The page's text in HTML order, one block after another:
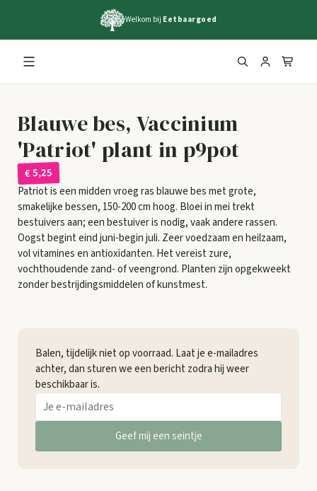
Welkom bij Eetbaargoed
Blauwe bes, Vaccinium
'Patriot' plant in p9pot
€ 5,25
Patriot is een midden vroeg ras blauwe bes met grote,
smakelijke bessen, 150-200 cm hoog. Bloei in mei trekt
bestuivers aan; een bestuiver is nodig, vaak andere rassen.
Oogst begint eind juni-begin juli. Zeer voedzaam en heilzaam,
vol vitamines en antioxidanten. Het vereist zure,
vochthoudende zand- of veengrond. Planten zijn opgekweekt
zonder bestrijdingsmiddelen of kunstmest.
Balen, tijdelijk niet op voorraad. Laat je e-mailadres
achter, dan sturen we een bericht zodra hij weer
beschikbaar is.
Geef mij een seintje